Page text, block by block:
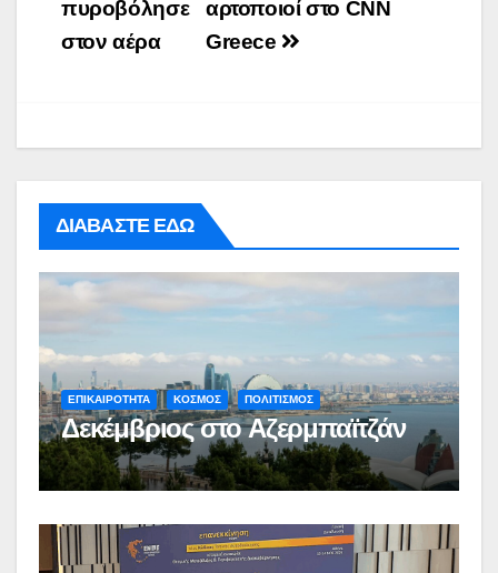
αρτοποιοί στο CNN
Greece
πυροβόλησε
στον αέρα
ΔΙΑΒΑΣΤΕ ΕΔΩ
ΕΠΙΚΑΙΡΟΤΗΤΑ ΚΟΣΜΟΣ ΠΟΛΙΤΙΣΜΟΣ
Δεκέμβριος στο Αζερμπαϊτζάν